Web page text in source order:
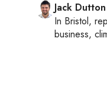
Jack Dutton
In Bristol,
business,